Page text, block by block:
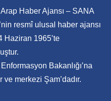
Haber Ajansı – SANA
resmî ulusal haber ajansı
Haziran 1965’te
Bakanlığı’na
ve merkezi Şam’dadır.